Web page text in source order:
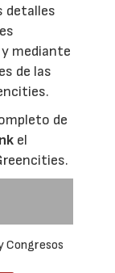
detalles
mediante
de las
de
el
Congresos